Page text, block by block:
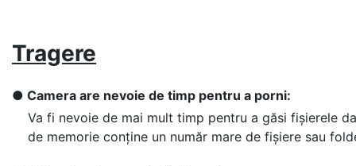
Tragere
Camera are nevoie de timp pentru a porni:
Va fi nevoie de mai mult timp pentru a găsi fișierele
de memorie conține un număr mare de fișiere sau